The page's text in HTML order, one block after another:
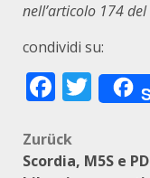
nell’articolo 174 del
condividi su:
Zurück
Scordia, M5S e